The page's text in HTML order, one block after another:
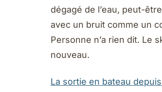
dégagé de l’eau, peut-
avec un bruit comme un
Personne n’a rien dit. Le
nouveau.
La sortie en bateau